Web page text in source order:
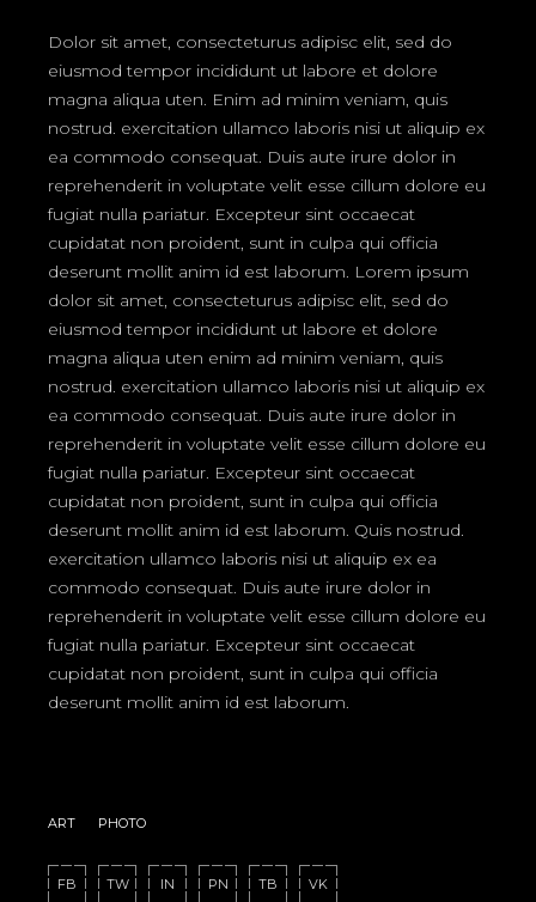
Dolor sit amet, consecteturus adipisc elit, sed do
eiusmod tempor incididunt ut labore et dolore
magna aliqua uten. Enim ad minim veniam, quis
nostrud. exercitation ullamco laboris nisi ut aliquip ex
ea commodo consequat. Duis aute irure dolor in
reprehenderit in voluptate velit esse cillum dolore eu
fugiat nulla pariatur. Excepteur sint occaecat
cupidatat non proident, sunt in culpa qui officia
deserunt mollit anim id est laborum. Lorem ipsum
dolor sit amet, consecteturus adipisc elit, sed do
eiusmod tempor incididunt ut labore et dolore
magna aliqua uten enim ad minim veniam, quis
nostrud. exercitation ullamco laboris nisi ut aliquip ex
ea commodo consequat. Duis aute irure dolor in
reprehenderit in voluptate velit esse cillum dolore eu
fugiat nulla pariatur. Excepteur sint occaecat
cupidatat non proident, sunt in culpa qui officia
deserunt mollit anim id est laborum. Quis nostrud.
exercitation ullamco laboris nisi ut aliquip ex ea
commodo consequat. Duis aute irure dolor in
reprehenderit in voluptate velit esse cillum dolore eu
fugiat nulla pariatur. Excepteur sint occaecat
cupidatat non proident, sunt in culpa qui officia
deserunt mollit anim id est laborum.
ART PHOTO
FB TW IN PN TB VK